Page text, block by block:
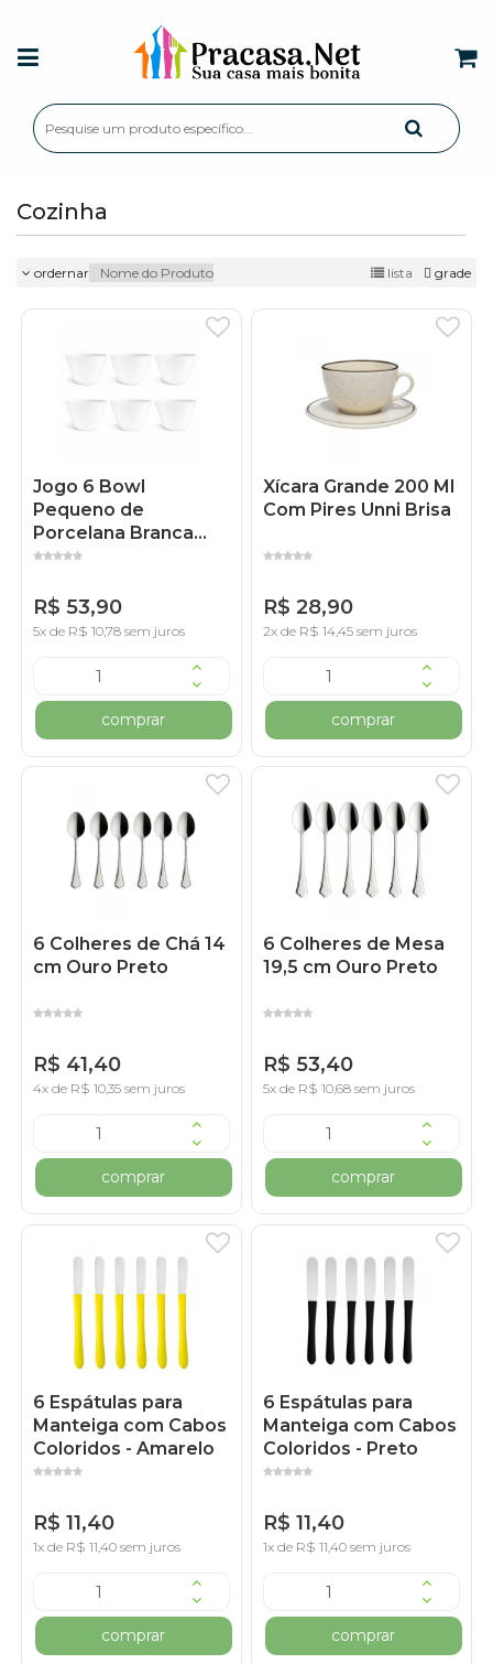
Cozinha
ordernar lista grade
Jogo 6 Bowl
Pequeno de
Porcelana Branca
200 ml
R$ 53,90
5x de R$ 10,78 sem juros
comprar
Xícara Grande 200 Ml
Com Pires Unni Brisa
R$ 28,90
2x de R$ 14,45 sem juros
comprar
6 Colheres de Chá 14
cm Ouro Preto
R$ 41,40
4x de R$ 10,35 sem juros
comprar
6 Colheres de Mesa
19,5 cm Ouro Preto
R$ 53,40
5x de R$ 10,68 sem juros
comprar
6 Espátulas para
Manteiga com Cabos
Coloridos - Amarelo
R$ 11,40
1x de R$ 11,40 sem juros
comprar
6 Espátulas para
Manteiga com Cabos
Coloridos - Preto
R$ 11,40
1x de R$ 11,40 sem juros
comprar